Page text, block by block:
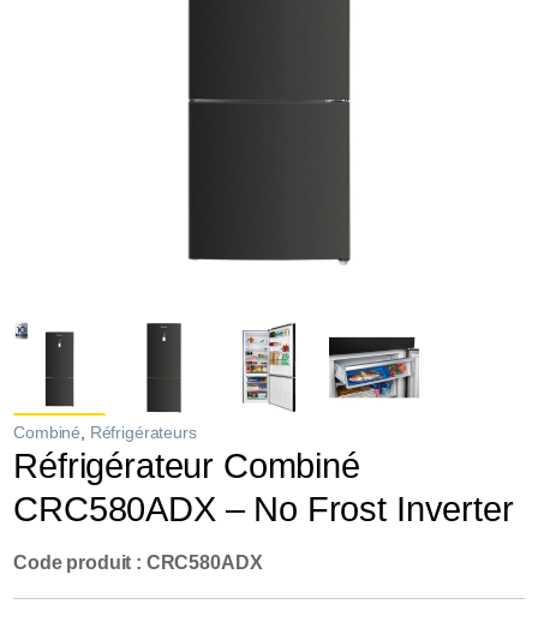
Combiné Réfrigérateurs
Réfrigérateur Combiné
CRC580ADX – No Frost Inverter
Code produit : CRC580ADX